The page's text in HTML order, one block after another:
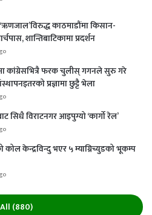
काठमाडौंमा किसान-
शान्तिबाटिकामा प्रदर्शन
कांग्रेसभित्रै फरक चुलीस् गगनले सुरु गरे
प्रज्ञामा छुट्टै भेला
सिधै विराटनगर आइपुग्यो ‘कार्गो रेल’
केन्द्रविन्दु भएर ५ म्याग्निच्युडको भूकम्प
All (880)